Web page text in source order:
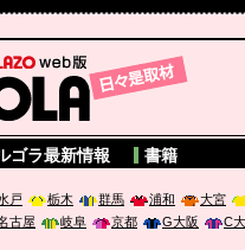
ゴラ最新情報 書籍
戸 栃木 群馬 浦和
大宮
古屋 岐阜 京都 G大阪
C